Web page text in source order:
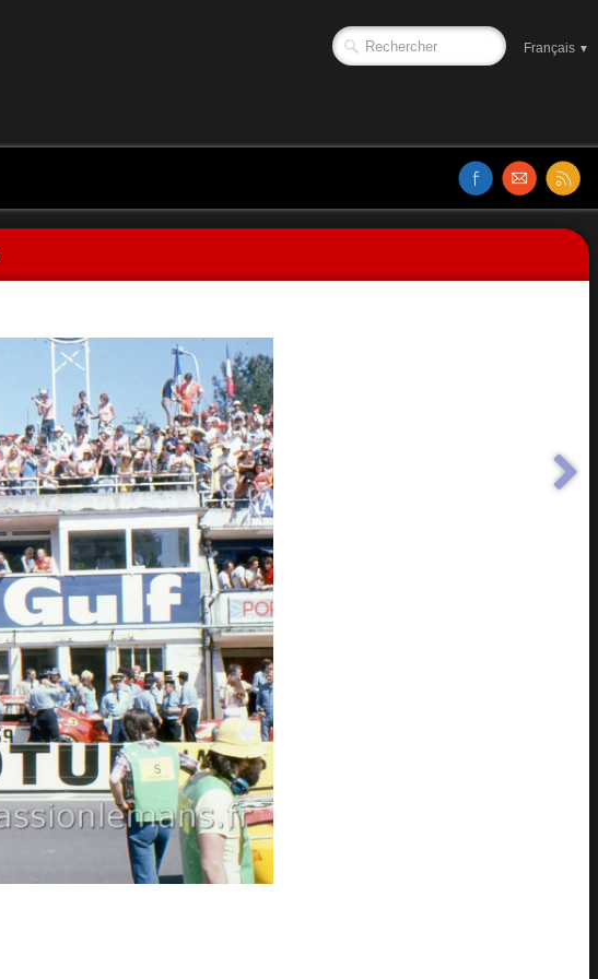
Français ▼